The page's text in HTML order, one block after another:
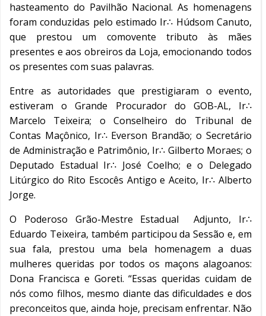
hasteamento do Pavilhão Nacional. As homenagens
foram conduzidas pelo estimado Ir∴ Húdsom Canuto,
que prestou um comovente tributo às mães
presentes e aos obreiros da Loja, emocionando todos
os presentes com suas palavras.
Entre as autoridades que prestigiaram o evento,
estiveram o Grande Procurador do GOB-AL, Ir∴
Marcelo Teixeira; o Conselheiro do Tribunal de
Contas Maçônico, Ir∴ Everson Brandão; o Secretário
de Administração e Patrimônio, Ir∴ Gilberto Moraes; o
Deputado Estadual Ir∴ José Coelho; e o Delegado
Litúrgico do Rito Escocês Antigo e Aceito, Ir∴ Alberto
Jorge.
O Poderoso Grão-Mestre Estadual Adjunto, Ir∴
Eduardo Teixeira, também participou da Sessão e, em
sua fala, prestou uma bela homenagem a duas
mulheres queridas por todos os maçons alagoanos:
Dona Francisca e Goreti. “Essas queridas cuidam de
nós como filhos, mesmo diante das dificuldades e dos
preconceitos que, ainda hoje, precisam enfrentar. Não